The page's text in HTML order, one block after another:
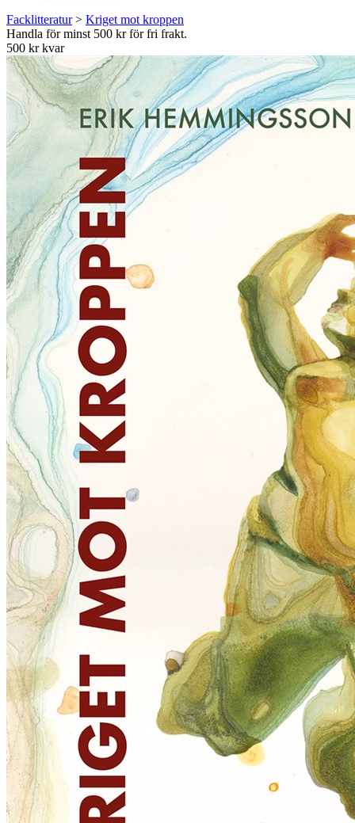
Facklitteratur> Kriget mot kroppen
Handla för minst 500 kr för fri frakt.
500 kr kvar